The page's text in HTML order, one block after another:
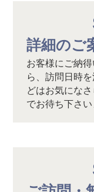
詳細のご
お客様にご納
ら、訪問日時
どはお気にな
でお待ち下さい